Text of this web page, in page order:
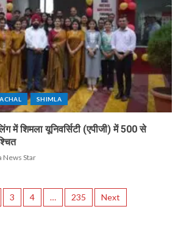
SHIMLA
में शिमला यूनिवर्सिटी (एपीजी) में 500 से
News Star
3 4 … 235 Next